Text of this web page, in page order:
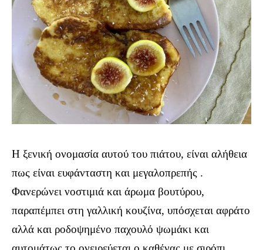
Η ξενική ονομασία αυτού του πιάτου, είναι αλήθεια
πως είναι ευφάνταστη και μεγαλοπρεπής .
Φανερώνει νοστιμιά και άρωμα βουτύρου,
παραπέμπει στη γαλλική κουζίνα, υπόσχεται αφράτο
αλλά και ροδοψημένο παχουλό ψωμάκι και